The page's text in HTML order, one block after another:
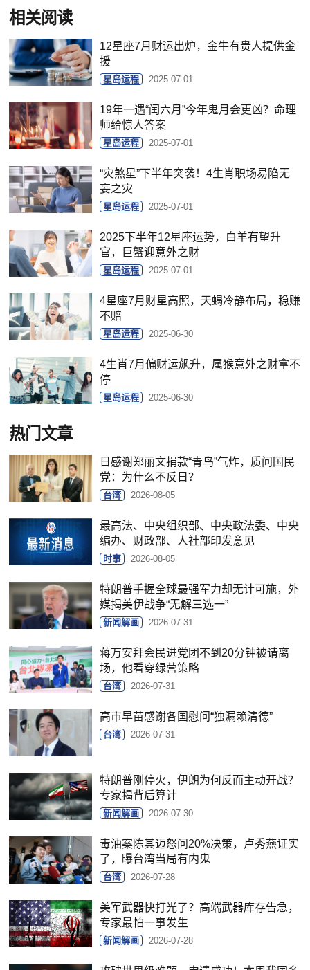
相关阅读
12星座7月财运出炉，金牛有贵人提供金
援
星岛运程 2025-07-01
19年一遇“闰六月”今年鬼月会更凶？命理
师给惊人答案
星岛运程 2025-07-01
“灾煞星”下半年突袭！4生肖职场易陷无
妄之灾
星岛运程 2025-07-01
2025下半年12星座运势，白羊有望升
官，巨蟹迎意外之财
星岛运程 2025-07-01
4星座7月财星高照，天蝎冷静布局，稳赚
不赔
星岛运程 2025-06-30
4生肖7月偏财运飙升，属猴意外之财拿不
停
星岛运程 2025-06-30
热门文章
日感谢郑丽文捐款“青鸟”气炸，质问国民
党：为什么不反日？
台湾 2026-08-05
最高法、中央组织部、中央政法委、中央
编办、财政部、人社部印发意见
时事 2026-08-05
特朗普手握全球最强军力却无计可施，外
媒揭美伊战争“无解三选一”
新闻解画 2026-07-31
蒋万安拜会民进党团不到20分钟被请离
场，他看穿绿营策略
台湾 2026-07-31
高市早苗感谢各国慰问“独漏赖清德”
台湾 2026-07-31
特朗普刚停火，伊朗为何反而主动开战？
专家揭背后算计
新闻解画 2026-07-30
毒油案陈其迈怒问20%决策，卢秀燕证实
了，曝台湾当局有内鬼
台湾 2026-07-28
美军武器快打光了？高端武器库存告急，
专家最怕一事发生
新闻解画 2026-07-28